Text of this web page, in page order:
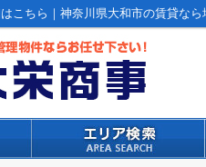
こちら｜神奈川県大和市の賃貸な